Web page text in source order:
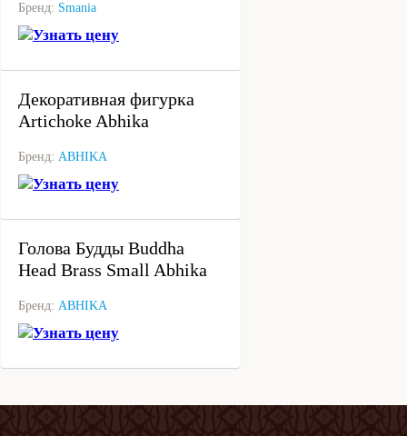
Бренд: Smania
Узнать цену
Декоративная фигурка
Artichoke Abhika
Бренд: ABHIKA
Узнать цену
Голова Будды Buddha
Head Brass Small Abhika
Бренд: ABHIKA
Узнать цену